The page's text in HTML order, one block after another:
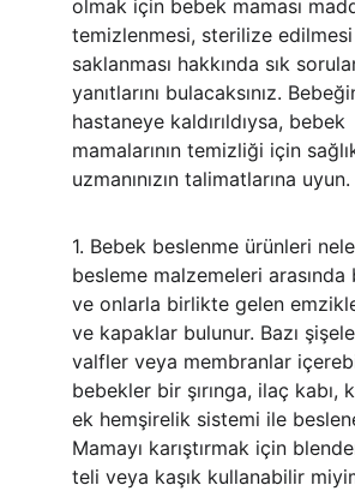
olmak için bebek maması
temizlenmesi, sterilize
saklanması hakkında sık
yanıtlarını bulacaksınız.
hastaneye kaldırıldıysa, bebek
mamalarının temizliği için
uzmanınızın talimatlarına uyun.
1. Bebek beslenme ürünleri
besleme malzemeleri
ve onlarla birlikte gelen
ve kapaklar bulunur. Bazı
valfler veya membranlar
bebekler bir şırınga, ilaç kabı,
ek hemşirelik sistemi ile
Mamayı karıştırmak için
teli veya kaşık kullanabilir